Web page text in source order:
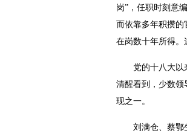
岗”，任职时刻意
而依靠多年积攒
在岗数十年所得。
党的十八大以来
清醒看到，少数领
现之一。
刘满仓、蔡鄂生